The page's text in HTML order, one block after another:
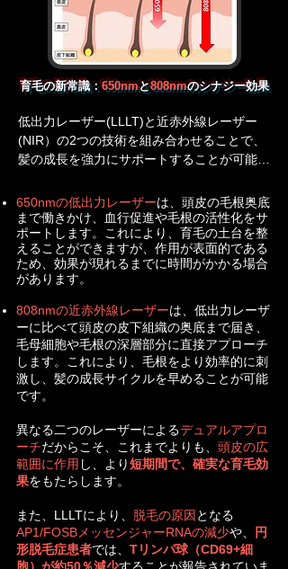
育毛の新常識：650nmと808nmのシナジー効果
低出力レーザー(LLLT)と近赤外線レーザー
(NIR）の2つの技術を組み合わせることで、
髪の成長を強力にサポートすることが可能で
に赤みがかった光を発するものの、人間の目
ではほとんど認識できない特殊な不可視光線
です。
部まで光が届く、その高い浸透力が、皮下組
織にまで届き、育毛効果を一段と高めるポイ
ントです。
650nmの低出力レーザーは、頭皮の毛根奥底
まで働きかけ、血行促進や毛根の活性化をサ
ポートします。これにより、育毛の土台を整
えることができますが、作用が表面的である
ため、効果が現れるまでに時間がかかる場合
があります。
808nmの近赤外線レーザーは、低出力レーザ
ーに比べて頭皮の皮下組織の奥底まで届き、
毛母細胞や毛根の深層部分に直接アプローチ
します。これにより、毛根をより効率的に刺
激し、髪の成長サイクルを早めることが可能
です。
異なる二つのレーザーによるデュアルアプロ
ーチだからこそ、これまでよりも、 頭皮の広
範囲に作用 し、より短期間で、確実な育毛効
果をもたらします。
また、 LLLTにより、 脱毛の原因 となる
AP1/FOSBメッセンジャーRNAの減少や、
円
形脱毛症患者では、 Tリンパ球（CD69+細